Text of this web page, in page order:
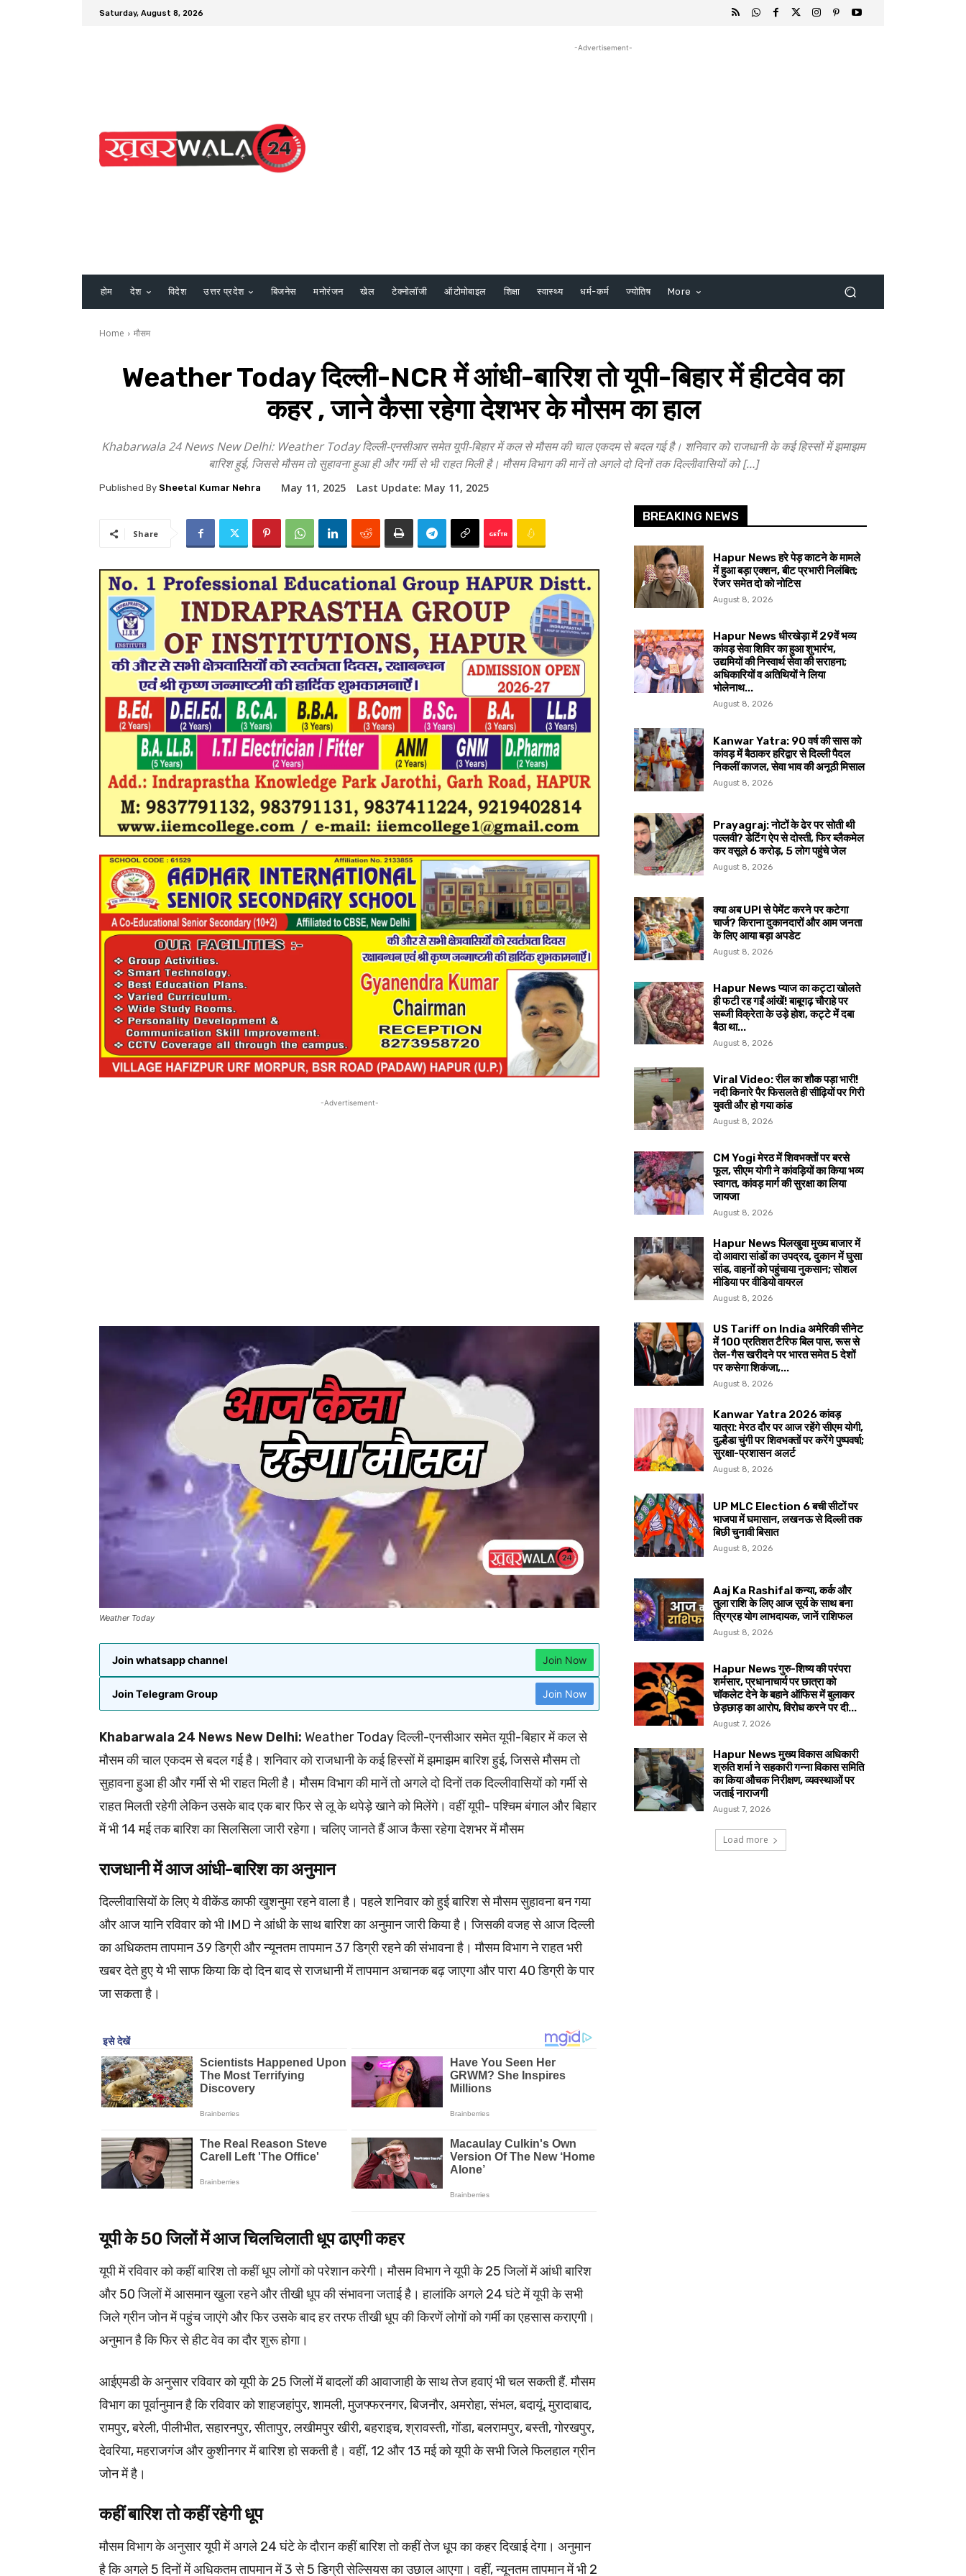
Saturday, August 8, 2026
-Advertisement-
होम देश विदेश उत्तर प्रदेश बिजनेस मनोरंजन खेल टेक्नोलॉजी ऑटोमोबाइल शिक्षा स्वास्थ्य धर्म-कर्म ज्योतिष More
Home मौसम
Weather Today दिल्ली-NCR में आंधी-बारिश तो यूपी-बिहार में हीटवेव का
कहर , जाने कैसा रहेगा देशभर के मौसम का हाल
Khabarwala 24 News New Delhi: Weather Today दिल्ली-एनसीआर समेत यूपी-बिहार में कल से मौसम की चाल एकदम से बदल गई है। शनिवार को राजधानी के कई हिस्सों में झमाझम
बारिश हुई, जिससे मौसम तो सुहावना हुआ ही और गर्मी से भी राहत मिली है। मौसम विभाग की मानें तो अगले दो दिनों तक दिल्लीवासियों को […]
Published By Sheetal Kumar Nehra May 11, 2025 Last Update: May 11, 2025
Share
-Advertisement-
Weather Today
Join whatsapp channel Join Now
Join Telegram Group Join Now
Khabarwala 24 News New Delhi: Weather Today दिल्ली-एनसीआर समेत यूपी-बिहार में कल से
मौसम की चाल एकदम से बदल गई है। शनिवार को राजधानी के कई हिस्सों में झमाझम बारिश हुई, जिससे मौसम तो
सुहावना हुआ ही और गर्मी से भी राहत मिली है। मौसम विभाग की मानें तो अगले दो दिनों तक दिल्लीवासियों को गर्मी से
राहत मिलती रहेगी लेकिन उसके बाद एक बार फिर से लू के थपेड़े खाने को मिलेंगे। वहीं यूपी- पश्चिम बंगाल और बिहार
में भी 14 मई तक बारिश का सिलसिला जारी रहेगा। चलिए जानते हैं आज कैसा रहेगा देशभर में मौसम
राजधानी में आज आंधी-बारिश का अनुमान
दिल्लीवासियों के लिए ये वीकेंड काफी खुशनुमा रहने वाला है। पहले शनिवार को हुई बारिश से मौसम सुहावना बन गया
और आज यानि रविवार को भी IMD ने आंधी के साथ बारिश का अनुमान जारी किया है। जिसकी वजह से आज दिल्ली
का अधिकतम तापमान 39 डिग्री और न्यूनतम तापमान 37 डिग्री रहने की संभावना है। मौसम विभाग ने राहत भरी
खबर देते हुए ये भी साफ किया कि दो दिन बाद से राजधानी में तापमान अचानक बढ़ जाएगा और पारा 40 डिग्री के पार
जा सकता है।
यूपी के 50 जिलों में आज चिलचिलाती धूप ढाएगी कहर
यूपी में रविवार को कहीं बारिश तो कहीं धूप लोगों को परेशान करेगी। मौसम विभाग ने यूपी के 25 जिलों में आंधी बारिश
और 50 जिलों में आसमान खुला रहने और तीखी धूप की संभावना जताई है। हालांकि अगले 24 घंटे में यूपी के सभी
जिले ग्रीन जोन में पहुंच जाएंगे और फिर उसके बाद हर तरफ तीखी धूप की किरणें लोगों को गर्मी का एहसास कराएगी।
अनुमान है कि फिर से हीट वेव का दौर शुरू होगा।
आईएमडी के अनुसार रविवार को यूपी के 25 जिलों में बादलों की आवाजाही के साथ तेज हवाएं भी चल सकती हैं. मौसम
विभाग का पूर्वानुमान है कि रविवार को शाहजहांपुर, शामली, मुजफ्फरनगर, बिजनौर, अमरोहा, संभल, बदायूं, मुरादाबाद,
रामपुर, बरेली, पीलीभीत, सहारनपुर, सीतापुर, लखीमपुर खीरी, बहराइच, श्रावस्ती, गोंडा, बलरामपुर, बस्ती, गोरखपुर,
देवरिया, महराजगंज और कुशीनगर में बारिश हो सकती है। वहीं, 12 और 13 मई को यूपी के सभी जिले फिलहाल ग्रीन
जोन में है।
कहीं बारिश तो कहीं रहेगी धूप
मौसम विभाग के अनुसार यूपी में अगले 24 घंटे के दौरान कहीं बारिश तो कहीं तेज धूप का कहर दिखाई देगा। अनुमान
है कि अगले 5 दिनों में अधिकतम तापमान में 3 से 5 डिग्री सेल्सियस का उछाल आएगा। वहीं, न्यूनतम तापमान में भी 2
BREAKING NEWS
Hapur News हरे पेड़ काटने के मामले
में हुआ बड़ा एक्शन, बीट प्रभारी निलंबित;
रेंजर समेत दो को नोटिस
August 8, 2026
Hapur News धीरखेड़ा में 29वें भव्य
कांवड़ सेवा शिविर का हुआ शुभारंभ,
उद्यमियों की निस्वार्थ सेवा की सराहना;
अधिकारियों व अतिथियों ने लिया
भोलेनाथ...
August 8, 2026
Kanwar Yatra: 90 वर्ष की सास को
कांवड़ में बैठाकर हरिद्वार से दिल्ली पैदल
निकलीं काजल, सेवा भाव की अनूठी मिसाल
August 8, 2026
Prayagraj: नोटों के ढेर पर सोती थी
पल्लवी? डेटिंग ऐप से दोस्ती, फिर ब्लैकमेल
कर वसूले ₹6 करोड़, 5 लोग पहुंचे जेल
August 8, 2026
क्या अब UPI से पेमेंट करने पर कटेगा
चार्ज? किराना दुकानदारों और आम जनता
के लिए आया बड़ा अपडेट
August 8, 2026
Hapur News प्याज का कट्टा खोलते
ही फटी रह गईं आंखें! बाबूगढ़ चौराहे पर
सब्जी विक्रेता के उड़े होश, कट्टे में दबा
बैठा था...
August 8, 2026
Viral Video: रील का शौक पड़ा भारी!
नदी किनारे पैर फिसलते ही सीढ़ियों पर गिरी
युवती और हो गया कांड
August 8, 2026
CM Yogi मेरठ में शिवभक्तों पर बरसे
फूल, सीएम योगी ने कांवड़ियों का किया भव्य
स्वागत, कांवड़ मार्ग की सुरक्षा का लिया
जायजा
August 8, 2026
Hapur News पिलखुवा मुख्य बाजार में
दो आवारा सांडों का उपद्रव, दुकान में घुसा
सांड, वाहनों को पहुंचाया नुकसान; सोशल
मीडिया पर वीडियो वायरल
August 8, 2026
US Tariff on India अमेरिकी सीनेट
में 100 प्रतिशत टैरिफ बिल पास, रूस से
तेल-गैस खरीदने पर भारत समेत 5 देशों
पर कसेगा शिकंजा,...
August 8, 2026
Kanwar Yatra 2026 कांवड़
यात्रा: मेरठ दौर पर आज रहेंगे सीएम योगी,
दुल्हैडा चुंगी पर शिवभक्तों पर करेंगे पुष्पवर्षा;
सुरक्षा-प्रशासन अलर्ट
August 8, 2026
UP MLC Election 6 बची सीटों पर
भाजपा में घमासान, लखनऊ से दिल्ली तक
बिछी चुनावी बिसात
August 8, 2026
Aaj Ka Rashifal कन्या, कर्क और
तुला राशि के लिए आज सूर्य के साथ बना
त्रिग्रह योग लाभदायक, जानें राशिफल
August 8, 2026
Hapur News गुरु-शिष्य की परंपरा
शर्मसार, प्रधानाचार्य पर छात्रा को
चॉकलेट देने के बहाने ऑफिस में बुलाकर
छेड़छाड़ का आरोप, विरोध करने पर दी...
August 7, 2026
Hapur News मुख्य विकास अधिकारी
श्रुति शर्मा ने सहकारी गन्ना विकास समिति
का किया औचक निरीक्षण, व्यवस्थाओं पर
जताई नाराजगी
August 7, 2026
Load more